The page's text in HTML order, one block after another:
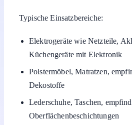
Typische Einsatzbereiche:
Elektrogeräte wie Netzteile,
Küchengeräte mit Elektronik
Polstermöbel, Matratzen,
Dekostoffe
Lederschuhe, Taschen,
Oberflächenbeschichtungen